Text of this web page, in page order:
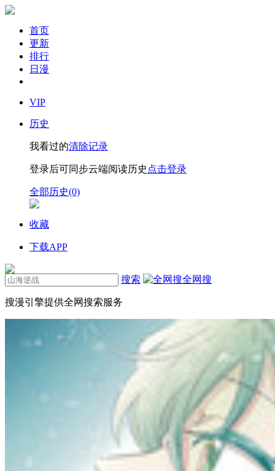
首页
更新
排行
日漫
VIP
历史
我看过的清除记录
登录后可同步云端阅读历史 点击登录
全部历史(0)
收藏
下载APP
搜索 全网搜
搜漫引擎提供全网搜索服务